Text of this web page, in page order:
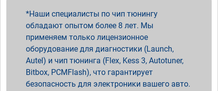
Наши специалисты по чип тюнингу
обладают опытом более 8 лет. Мы
применяем только лицензионное
оборудование для диагностики (Launch,
Autel) и чип тюнинга (Flex, Kess 3, Autotuner,
Bitbox, PCMFlash), что гарантирует
безопасность для электроники вашего авто.